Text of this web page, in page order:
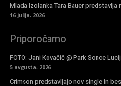
Mlada Izolanka Tara Bauer
16 julija, 2026
Priporočamo
FOTO: Jani Kovačič @ Park Sonce
5 avgusta, 2026
Crimson predstavljajo nov single in